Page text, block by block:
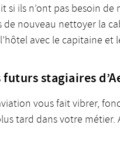
si ils n’ont pas besoin
nouveau nettoyer la
avec le capitaine
stagiaires
vous fait vibrer,
tard dans votre